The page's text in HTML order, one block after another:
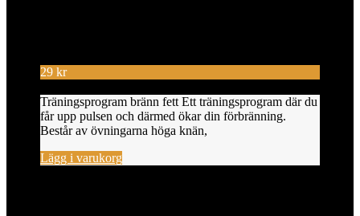
29 kr
Träningsprogram bränn fett Ett träningsprogram där du
får upp pulsen och därmed ökar din förbränning.
Består av övningarna höga knän,